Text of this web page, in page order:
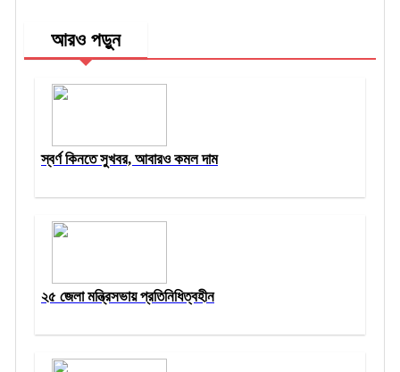
আরও পড়ুন
স্বর্ণ কিনতে সুখবর, আবারও কমল দাম
২৫ জেলা মন্ত্রিসভায় প্রতিনিধিত্বহীন